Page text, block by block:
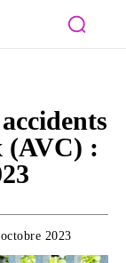
(AVC) :
2023